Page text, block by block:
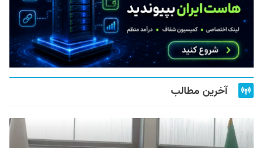
آخرین مطالب